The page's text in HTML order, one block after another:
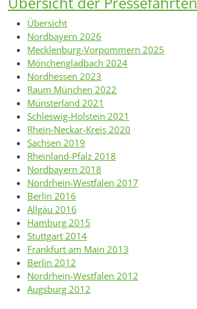
Übersicht
Nordbayern 2026
Mecklenburg-Vorpommern 2025
Mönchengladbach 2024
Nordhessen 2023
Raum München 2022
Münsterland 2021
Schleswig-Holstein 2021
Rhein-Neckar-Kreis 2020
Sachsen 2019
Rheinland-Pfalz 2018
Nordbayern 2018
Nordrhein-Westfalen 2017
Berlin 2016
Allgäu 2016
Hamburg 2015
Stuttgart 2014
Frankfurt am Main 2013
Berlin 2012
Nordrhein-Westfalen 2012
Augsburg 2012